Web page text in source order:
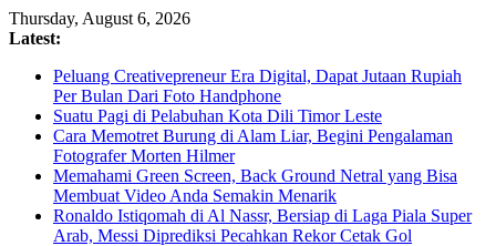
Skip
to
Thursday, August 6, 2026
Latest:
Peluang Creativepreneur Era Digital, Dapat Jutaan Rupiah
Per Bulan Dari Foto Handphone
Suatu Pagi di Pelabuhan Kota Dili Timor Leste
Cara Memotret Burung di Alam Liar, Begini Pengalaman
Fotografer Morten Hilmer
Memahami Green Screen, Back Ground Netral yang Bisa
Membuat Video Anda Semakin Menarik
Ronaldo Istiqomah di Al Nassr, Bersiap di Laga Piala Super
Arab, Messi Diprediksi Pecahkan Rekor Cetak Gol